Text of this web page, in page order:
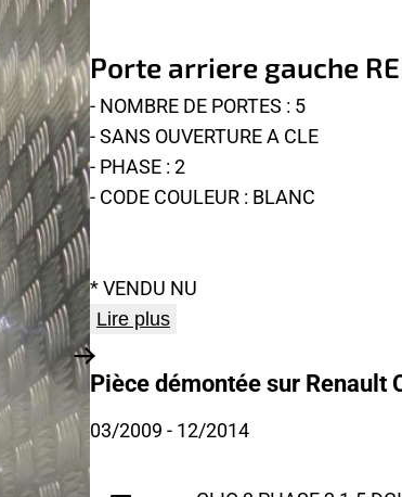
Porte arriere gauche
- NOMBRE DE PORTES : 5
- SANS OUVERTURE A CLE
- PHASE : 2
- CODE COULEUR : BLANC
* VENDU NU
Lire plus
Pièce démontée sur Renault
03/2009 - 12/2014